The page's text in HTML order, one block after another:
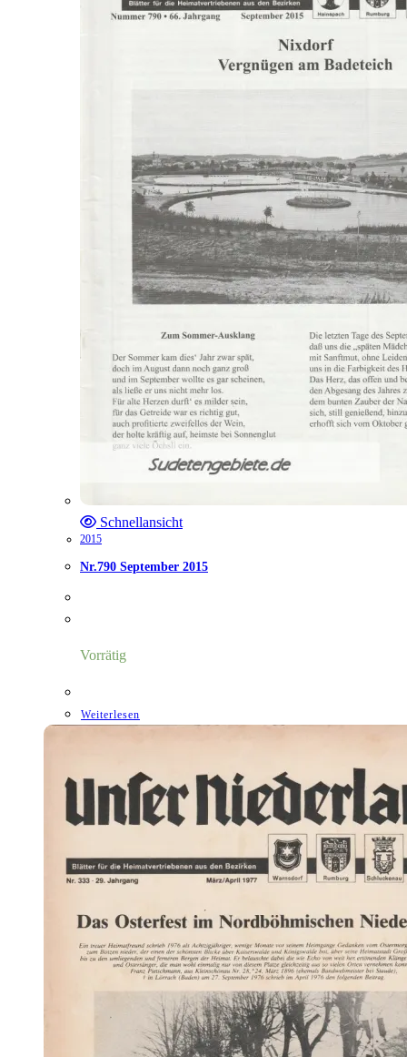
Schnellansicht
2015
Nr.790 September 2015
Vorrätig
Weiterlesen